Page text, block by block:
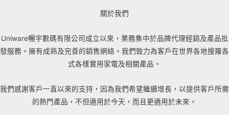
關於我們
Uniware暢宇數碼有限公司成立以來，業務集中於品牌代理經銷及產品批
發服務。擁有成熟及完善的銷售網絡。我們致力為客戶在世界各地搜羅各
式各樣實用家電及相關產品。
我們感謝客戶一直以來的支持，因為我們希望繼續增長，以提供客戶所需
的熱門產品，不但適用於今天，而且更適用於未來。